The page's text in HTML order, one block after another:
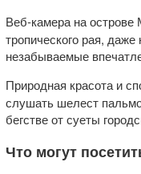
Веб-камера на острове
тропического рая,
незабываемые
Природная красота и
слушать шелест
бегстве от суеты
Что могут